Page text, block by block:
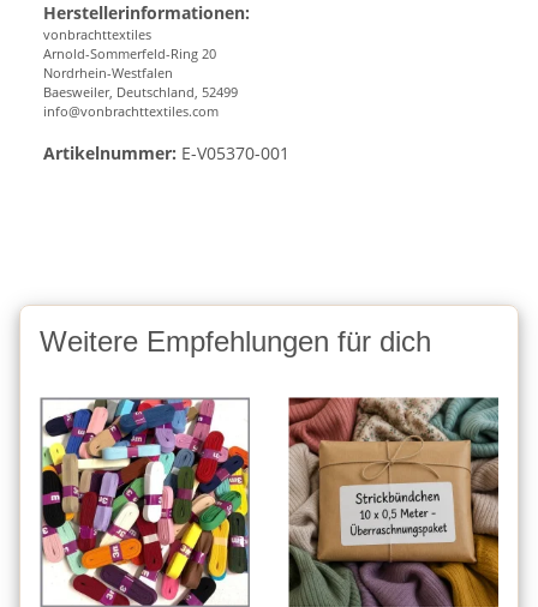
Herstellerinformationen:
vonbrachttextiles
Arnold-Sommerfeld-Ring 20
Nordrhein-Westfalen
Baesweiler, Deutschland, 52499
info@vonbrachttextiles.com
Artikelnummer: E-V05370-001
Weitere Empfehlungen für dich